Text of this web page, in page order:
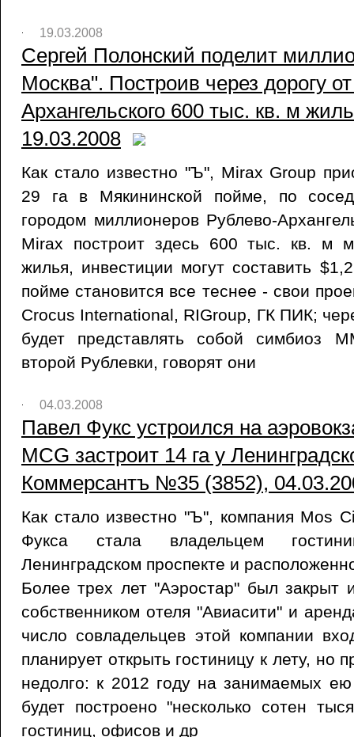
19.03.2008
Сергей Полонский поделит
Москва". Построив через дорогу
Архангельского 600 тыс. кв. м
19.03.2008
Как стало известно "Ъ", Mirax Group
29 га в Мякининской пойме, по
городом миллионеров Рублево-
Mirax построит здесь 600 тыс. кв. м
жилья, инвестиции могут составить
пойме становится все теснее - свои
Crocus International, RIGroup, ГК ПИК;
будет представлять собой симбиоз
второй Рублевки, говорят они
04.03.2008
Павел Фукс устроился на
MCG застроит 14 га у
Коммерсантъ №35 (3852),
Как стало известно "Ъ", компания Mos
Фукса стала владельцем
Ленинградском проспекте и
Более трех лет "Аэростар" был закрыт
собственником отеля "Авиасити" и
число совладельцев этой компании
планирует открыть гостиницу к лету, но
недолго: к 2012 году на занимаемых
будет построено "несколько сотен
гостиниц, офисов и др